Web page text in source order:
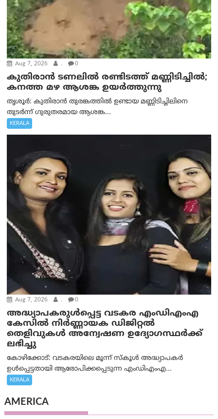
Aug 7, 2026 . 0
കുതിരാൻ ടണലിൽ രണ്ടിടത്ത് മണ്ണിടിച്ചിൽ;
കനത്ത മഴ ആശങ്ക ഉയർത്തുന്നു
തൃശൂർ: കുതിരാൻ തുരങ്കത്തിൽ ഉണ്ടായ മണ്ണിടിച്ചിലിനെ
തുടർന്ന് ഗുരുതരമായ ആശങ്ക...
KERALA
Aug 7, 2026 . 0
അദ്ധ്യാപകരുള്‍പ്പെട്ട വടകര എംഡി‌എം‌എ
കേസില്‍ നിര്‍ണ്ണായക ഡിജിറ്റല്‍
തെളിവുകള്‍ അന്വേഷണ ഉദ്യോഗസ്ഥര്‍ക്ക്
ലഭിച്ചു
കോഴിക്കോട്: വടകരയിലെ മൂന്ന് സ്കൂൾ അദ്ധ്യാപകർ
ഉൾപ്പെട്ടതായി ആരോപിക്കപ്പെടുന്ന എംഡിഎംഎ...
KERALA
AMERICA